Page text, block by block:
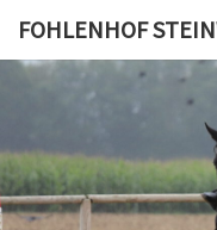
content
FOHLENHOF